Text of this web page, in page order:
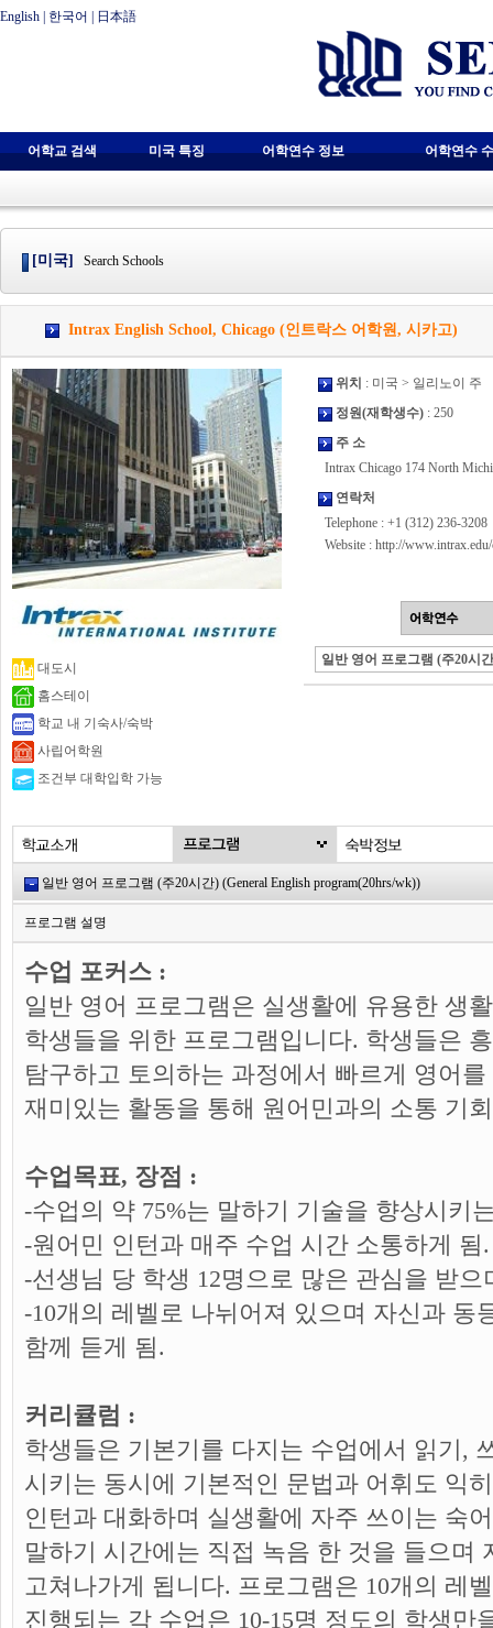
English 한국어 日本語
어학교 검색 미국 특징 어학연수 정보 어학연수
[미국] Search Schools
Intrax English School, Chicago (인트락스 어학원, 시카고)
대도시
홈스테이
학교 내 기숙사/숙박
사립어학원
조건부 대학입학 가능
위치 : 미국 > 일리노이 주
정원(재학생수) : 250
주 소
Intrax Chicago 174 North
연락처
Telephone : +1 (312) 236-3208
Website : http://
일반 영어 프로그램 (주20시
일반 영어 프로그램 (주20시간) (General English program(20hrs/wk))
프로그램 설명
수업 포커스 :
일반 영어 프로그램은 실생활에 유용한 생
학생들을 위한 프로그램입니다. 학생들은
탐구하고 토의하는 과정에서 빠르게 영어
재미있는 활동을 통해 원어민과의 소통 기
수업목표, 장점 :
-수업의 약 75%는 말하기 기술을 향상시키
-원어민 인턴과 매주 수업 시간 소통하게 됨.
-선생님 당 학생 12명으로 많은 관심을 받
-10개의 레벨로 나뉘어져 있으며 자신과 동
함께 듣게 됨.
커리큘럼 :
학생들은 기본기를 다지는 수업에서 읽기,
시키는 동시에 기본적인 문법과 어휘도 익
인턴과 대화하며 실생활에 자주 쓰이는 숙
말하기 시간에는 직접 녹음 한 것을 들으며
고쳐나가게 됩니다. 프로그램은 10개의 레
진행되는 각 수업은 10-15명 정도의 학생만